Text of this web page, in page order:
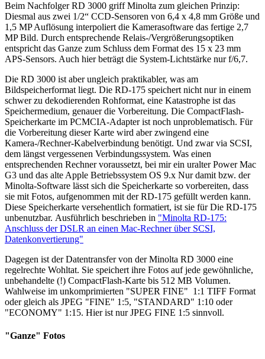
Beim Nachfolger RD 3000 griff Minolta zum gleichen Prinzip:
Diesmal aus zwei 1/2“ CCD-Sensoren von 6,4 x 4,8 mm Größe und
1,5 MP Auflösung interpoliert die Kamerasoftware das fertige 2,7
MP Bild. Durch entsprechende Relais-/Vergrößerungsoptiken
entspricht das Ganze zum Schluss dem Format des 15 x 23 mm
APS-Sensors. Auch hier beträgt die System-Lichtstärke nur f/6,7.
Die RD 3000 ist aber ungleich praktikabler, was am
Bildspeicherformat liegt. Die RD-175 speichert nicht nur in einem
schwer zu dekodierenden Rohformat, eine Katastrophe ist das
Speichermedium, genauer die Vorbereitung. Die CompactFlash-
Speicherkarte im PCMCIA-Adapter ist noch unproblematisch. Für
die Vorbereitung dieser Karte wird aber zwingend eine
Kamera-/Rechner-Kabelverbindung benötigt. Und zwar via SCSI,
dem längst vergessenen Verbindungssystem. Was einen
entsprechenden Rechner voraussetzt, bei mir ein uralter Power Mac
G3 und das alte Apple Betriebssystem OS 9.x Nur damit bzw. der
Minolta-Software lässt sich die Speicherkarte so vorbereiten, dass
sie mit Fotos, aufgenommen mit der RD-175 gefüllt werden kann.
Diese Speicherkarte versehentlich formatiert, ist sie für Die RD-175
unbenutzbar. Ausführlich beschrieben in "Minolta RD-175:
Anschluss der DSLR an einen Mac-Rechner über SCSI,
Datenkonvertierung"
Dagegen ist der Datentransfer von der Minolta RD 3000 eine
regelrechte Wohltat. Sie speichert ihre Fotos auf jede gewöhnliche,
unbehandelte (!) CompactFlash-Karte bis 512 MB Volumen.
Wahlweise im unkomprimierten "SUPER FINE" 1:1 TIFF Format
oder gleich als JPEG "FINE" 1:5, "STANDARD" 1:10 oder
"ECONOMY" 1:15. Hier ist nur JPEG FINE 1:5 sinnvoll.
"Ganze" Fotos